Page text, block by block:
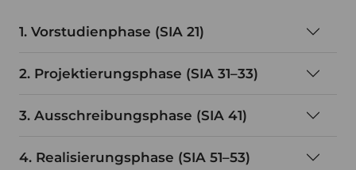
1. Vorstudienphase (SIA 21)
2. Projektierungsphase (SIA 31–33)
3. Ausschreibungsphase (SIA 41)
4. Realisierungsphase (SIA 51–53)